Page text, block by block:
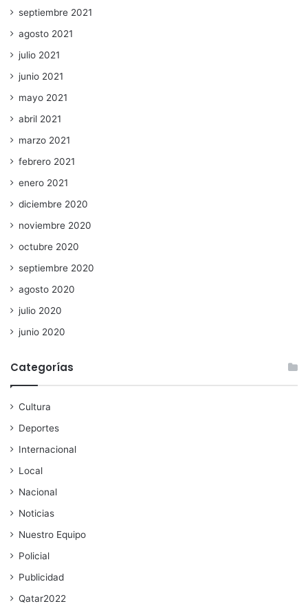
septiembre 2021
agosto 2021
julio 2021
junio 2021
mayo 2021
abril 2021
marzo 2021
febrero 2021
enero 2021
diciembre 2020
noviembre 2020
octubre 2020
septiembre 2020
agosto 2020
julio 2020
junio 2020
Categorías
Cultura
Deportes
Internacional
Local
Nacional
Noticias
Nuestro Equipo
Policial
Publicidad
Qatar2022